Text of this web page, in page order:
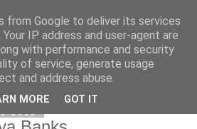
2013
from Google to deliver its services
IP address and user-agent are
with performance and security
of service, generate usage
and address abuse.
MORE GOT IT